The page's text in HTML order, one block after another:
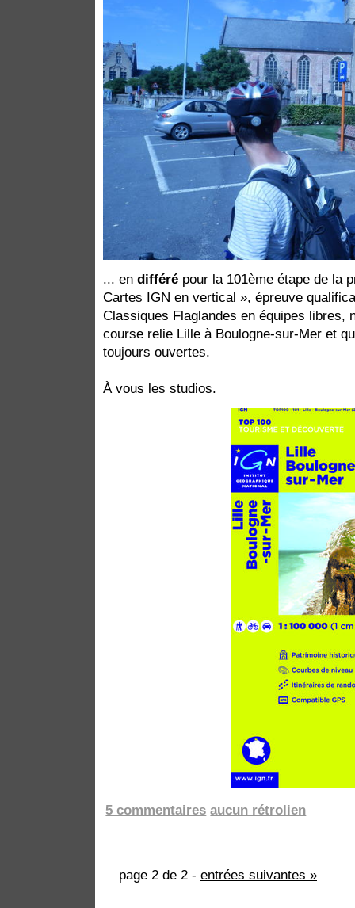
... en différé pour la 101ème étape de la
Cartes IGN en vertical », épreuve
Classiques Flaglandes en équipes libres,
course relie Lille à Boulogne-sur-Mer et
toujours ouvertes.
À vous les studios.
5 commentaires aucun rétrolien
page 2 de 2 - entrées suivantes »